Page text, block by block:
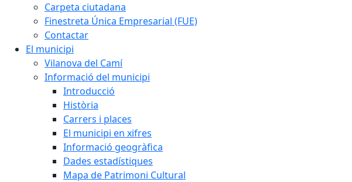
Carpeta ciutadana
Finestreta Única Empresarial (FUE)
Contactar
El municipi
Vilanova del Camí
Informació del municipi
Introducció
Història
Carrers i places
El municipi en xifres
Informació geogràfica
Dades estadístiques
Mapa de Patrimoni Cultural